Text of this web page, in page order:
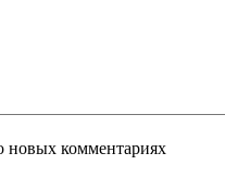
новых комментариях